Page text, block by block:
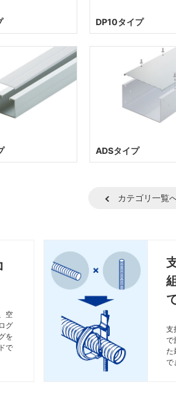
DP10タイプ
ADSタイプ
カテゴリ一覧
空
グ
を
で
支
で
た
で